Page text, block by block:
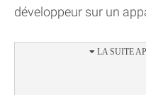
développeur sur un